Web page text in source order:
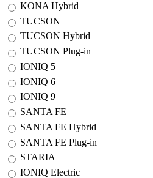
KONA Hybrid
TUCSON
TUCSON Hybrid
TUCSON Plug-in
IONIQ 5
IONIQ 6
IONIQ 9
SANTA FE
SANTA FE Hybrid
SANTA FE Plug-in
STARIA
IONIQ Electric